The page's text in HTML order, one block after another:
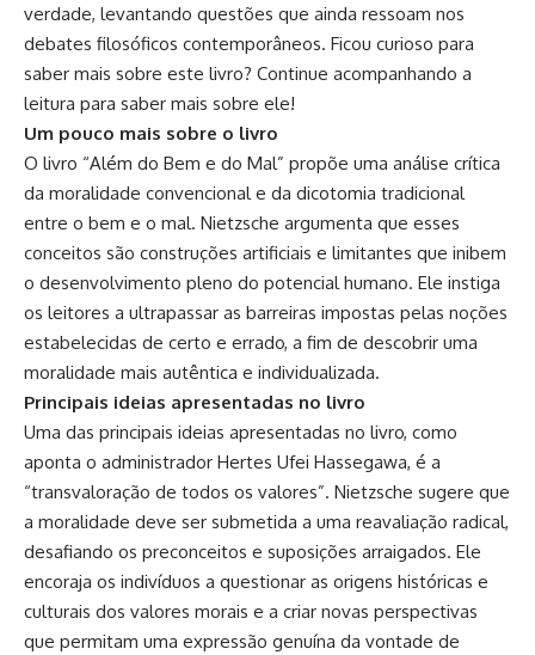
verdade, levantando questões que ainda ressoam nos
debates filosóficos contemporâneos. Ficou curioso para
saber mais sobre este livro? Continue acompanhando a
leitura para saber mais sobre ele!
Um pouco mais sobre o livro
O livro “Além do Bem e do Mal” propõe uma análise crítica
da moralidade convencional e da dicotomia tradicional
entre o bem e o mal. Nietzsche argumenta que esses
conceitos são construções artificiais e limitantes que inibem
o desenvolvimento pleno do potencial humano. Ele instiga
os leitores a ultrapassar as barreiras impostas pelas noções
estabelecidas de certo e errado, a fim de descobrir uma
moralidade mais autêntica e individualizada.
Principais ideias apresentadas no livro
Uma das principais ideias apresentadas no livro, como
aponta o administrador Hertes Ufei Hassegawa, é a
“transvaloração de todos os valores”. Nietzsche sugere que
a moralidade deve ser submetida a uma reavaliação radical,
desafiando os preconceitos e suposições arraigados. Ele
encoraja os indivíduos a questionar as origens históricas e
culturais dos valores morais e a criar novas perspectivas
que permitam uma expressão genuína da vontade de